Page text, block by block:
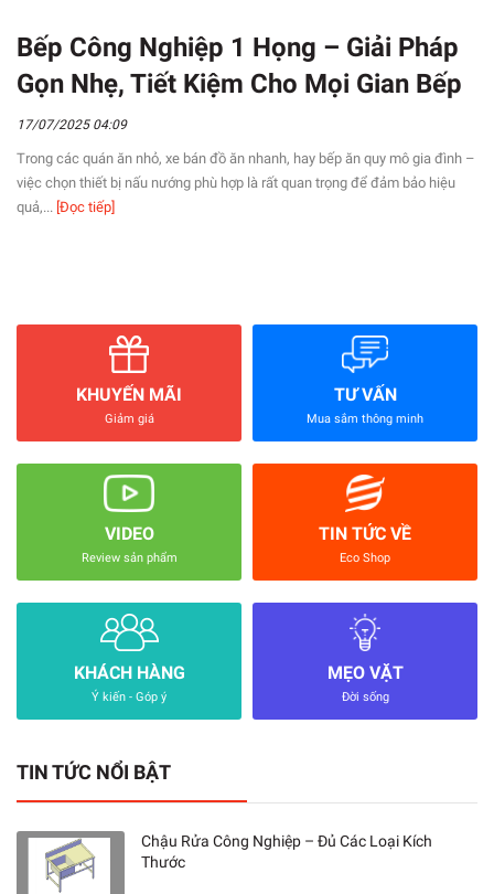
Bếp Công Nghiệp 1 Họng – Giải Pháp
Gọn Nhẹ, Tiết Kiệm Cho Mọi Gian Bếp
17/07/2025 04:09
Trong các quán ăn nhỏ, xe bán đồ ăn nhanh, hay bếp ăn quy mô gia đình –
việc chọn thiết bị nấu nướng phù hợp là rất quan trọng để đảm bảo hiệu
quả,... [Đọc tiếp]
KHUYẾN MÃI
Giảm giá
TƯ VẤN
Mua sắm thông minh
VIDEO
Review sản phẩm
TIN TỨC VỀ
Eco Shop
KHÁCH HÀNG
Ý kiến - Góp ý
MẸO VẶT
Đời sống
TIN TỨC NỔI BẬT
Chậu Rửa Công Nghiệp – Đủ Các Loại Kích
Thước